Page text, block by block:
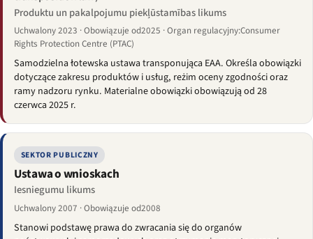
Produktu un pakalpojumu piekļūstamības likums
Uchwalony 2023 · Obowiązuje od2025 · Organ regulacyjny:Consumer
Rights Protection Centre (PTAC)
Samodzielna łotewska ustawa transponująca EAA. Określa obowiązki
dotyczące zakresu produktów i usług, reżim oceny zgodności oraz
ramy nadzoru rynku. Materialne obowiązki obowiązują od 28
czerwca 2025 r.
SEKTOR PUBLICZNY
Ustawa o wnioskach
Iesniegumu likums
Uchwalony 2007 · Obowiązuje od2008
Stanowi podstawę prawa do zwracania się do organów